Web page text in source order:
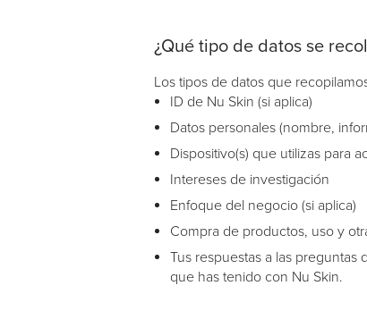
¿Qué tipo de datos se
Los tipos de datos que
ID de Nu Skin (si aplica)
Datos personales (nombre,
Dispositivo(s) que utilizas para
Intereses de investigación
Enfoque del negocio (si aplica)
Compra de productos, uso y
Tus respuestas a las
que has tenido con Nu Skin.